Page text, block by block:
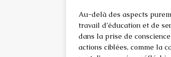
Au-delà des aspects
travail d’éducation et de
dans la prise de
actions ciblées, comme la